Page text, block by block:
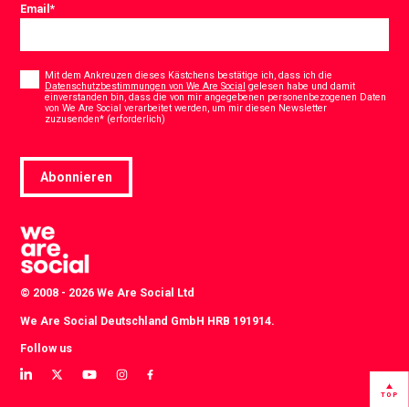
Email*
Mit dem Ankreuzen dieses Kästchens bestätige ich, dass ich die
Datenschutzbestimmungen von We Are Social gelesen habe und damit
einverstanden bin, dass die von mir angegebenen personenbezogenen Daten
von We Are Social verarbeitet werden, um mir diesen Newsletter
zuzusenden* (erforderlich)
Abonnieren
© 2008 - 2026 We Are Social Ltd
We Are Social Deutschland GmbH HRB 191914.
Follow us
View
View
View
View
View
TOP